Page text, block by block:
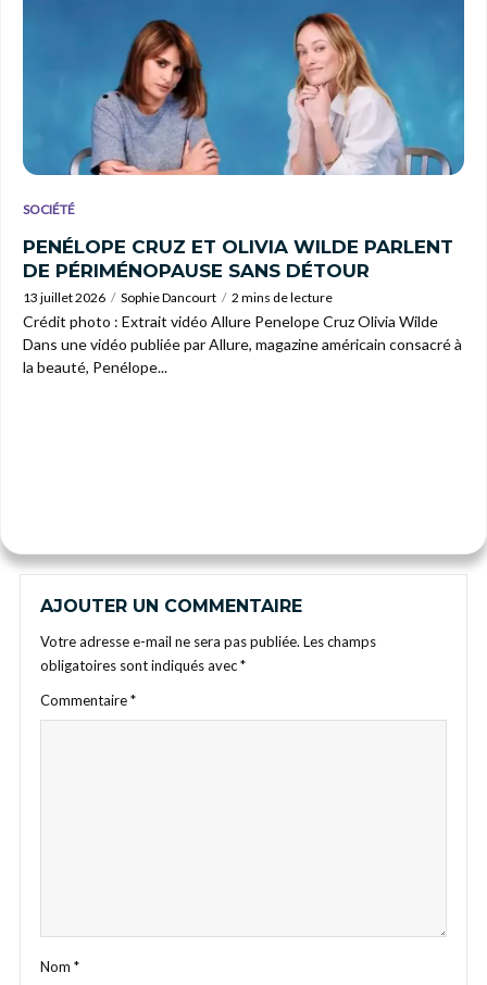
SOCIÉTÉ
PENÉLOPE CRUZ ET OLIVIA WILDE PARLENT
DE PÉRIMÉNOPAUSE SANS DÉTOUR
13 juillet 2026 Sophie Dancourt 2 mins de lecture
Crédit photo : Extrait vidéo Allure Penelope Cruz Olivia Wilde
Dans une vidéo publiée par Allure, magazine américain consacré à
la beauté, Penélope...
AJOUTER UN COMMENTAIRE
Votre adresse e-mail ne sera pas publiée. Les champs
obligatoires sont indiqués avec*
Commentaire*
Nom *